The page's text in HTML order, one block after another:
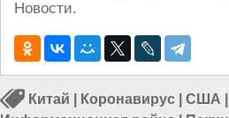
Новости.
Китай Коронавирус США